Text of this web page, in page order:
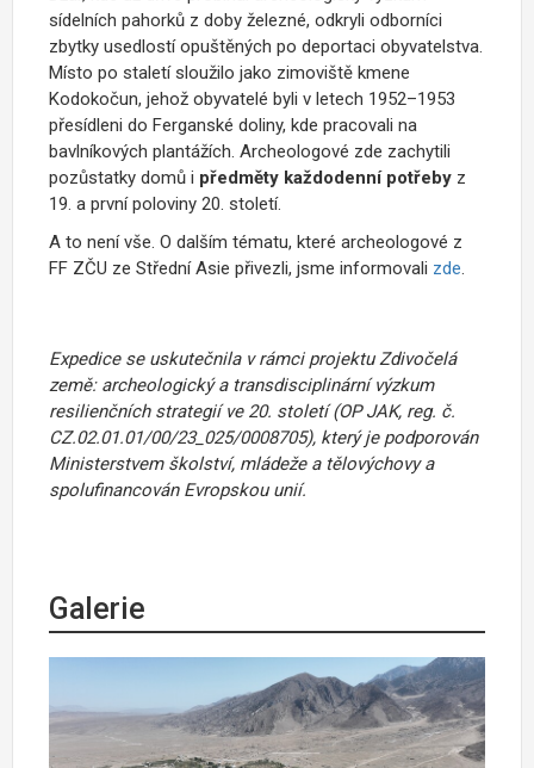
sídelních pahorků z doby železné, odkryli odborníci
zbytky usedlostí opuštěných po deportaci obyvatelstva.
Místo po staletí sloužilo jako zimoviště kmene
Kodokočun, jehož obyvatelé byli v letech 1952–1953
přesídleni do Ferganské doliny, kde pracovali na
bavlníkových plantážích. Archeologové zde zachytili
pozůstatky domů i předměty každodenní potřeby z
19. a první poloviny 20. století.
A to není vše. O dalším tématu, které archeologové z
FF ZČU ze Střední Asie přivezli, jsme informovali zde.
Expedice se uskutečnila v rámci projektu Zdivočelá
země: archeologický a transdisciplinární výzkum
resilienčních strategií ve 20. století (OP JAK, reg. č.
CZ.02.01.01/00/23_025/0008705), který je podporován
Ministerstvem školství, mládeže a tělovýchovy a
spolufinancován Evropskou unií.
Galerie